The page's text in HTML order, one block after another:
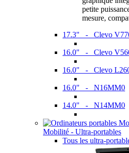
petite
mesure,
17.3" - Clevo
16.0" - Clevo
16.0" - Clevo
16.0" - N16MM0
14.0" - N14MM0
Mobilité - Ultra-portables
Tous les ultra-